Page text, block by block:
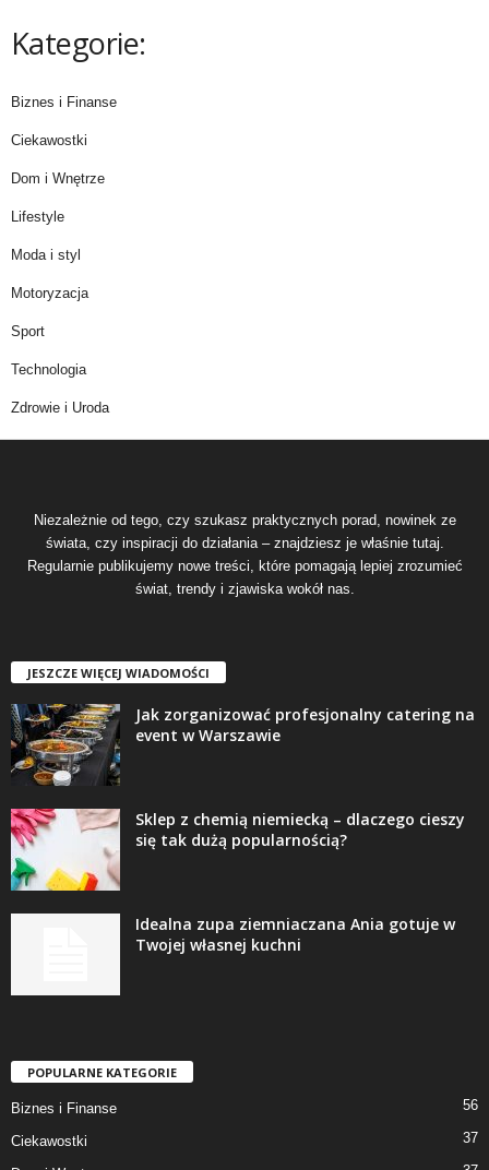
Kategorie:
Biznes i Finanse
Ciekawostki
Dom i Wnętrze
Lifestyle
Moda i styl
Motoryzacja
Sport
Technologia
Zdrowie i Uroda
Niezależnie od tego, czy szukasz praktycznych porad, nowinek ze
świata, czy inspiracji do działania – znajdziesz je właśnie tutaj.
Regularnie publikujemy nowe treści, które pomagają lepiej zrozumieć
świat, trendy i zjawiska wokół nas.
JESZCZE WIĘCEJ WIADOMOŚCI
Jak zorganizować profesjonalny catering na
event w Warszawie
Sklep z chemią niemiecką – dlaczego cieszy
się tak dużą popularnością?
Idealna zupa ziemniaczana Ania gotuje w
Twojej własnej kuchni
POPULARNE KATEGORIE
Biznes i Finanse 56
Ciekawostki 37